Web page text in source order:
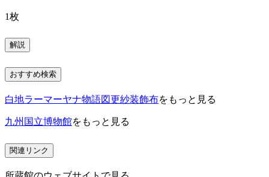
1枚
解説
おすすめ検索
白地ラーマーヤナ物語図更紗装飾布をもっと見る
九州国立博物館をもっと見る
関連リンク